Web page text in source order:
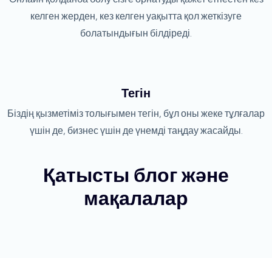
келген жерден, кез келген уақытта қол жеткізуге
болатындығын білдіреді.
Тегін
Біздің қызметіміз толығымен тегін, бұл оны жеке тұлғалар
үшін де, бизнес үшін де үнемді таңдау жасайды.
Қатысты блог және
мақалалар